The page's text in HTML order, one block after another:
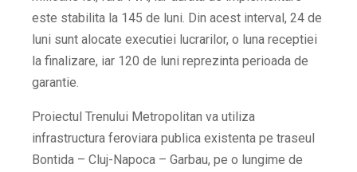
este stabilita la 145 de luni. Din acest interval, 24 de
luni sunt alocate executiei lucrarilor, o luna receptiei
la finalizare, iar 120 de luni reprezinta perioada de
garantie.
Proiectul Trenului Metropolitan va utiliza
infrastructura feroviara publica existenta pe traseul
Bontida – Cluj-Napoca – Garbau, pe o lungime de